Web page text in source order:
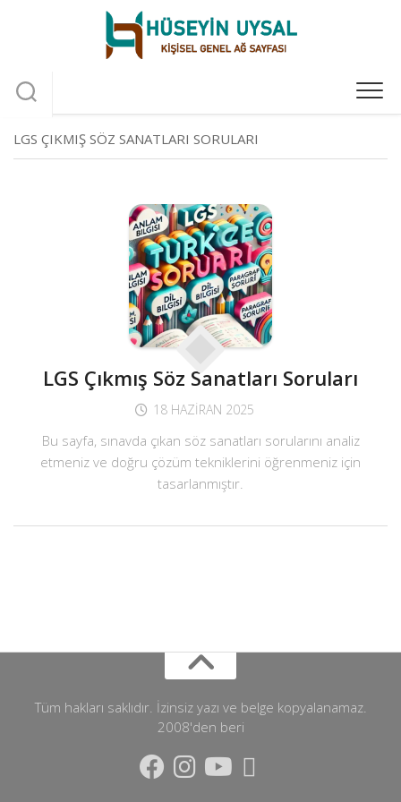
LGS ÇIKMIŞ SÖZ SANATLARI SORULARI
LGS Çıkmış Söz Sanatları Soruları
18 HAZIRAN 2025
Bu sayfa, sınavda çıkan söz sanatları sorularını analiz
etmeniz ve doğru çözüm tekniklerini öğrenmeniz için
tasarlanmıştır.
Tüm hakları saklıdır. İzinsiz yazı ve belge kopyalanamaz.
2008'den beri